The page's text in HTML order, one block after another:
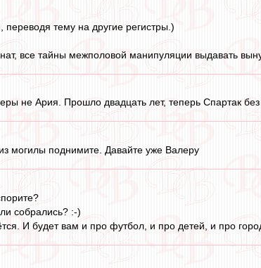
тему на другие регистры.)
все тайны межполовой манипуляции выдавать
не Ария. Прошло двадцать лет, теперь Спартак
могилы поднимите. Давайте уже Валеру
собрались? :-)
И будет вам и про футбол, и про детей, и про